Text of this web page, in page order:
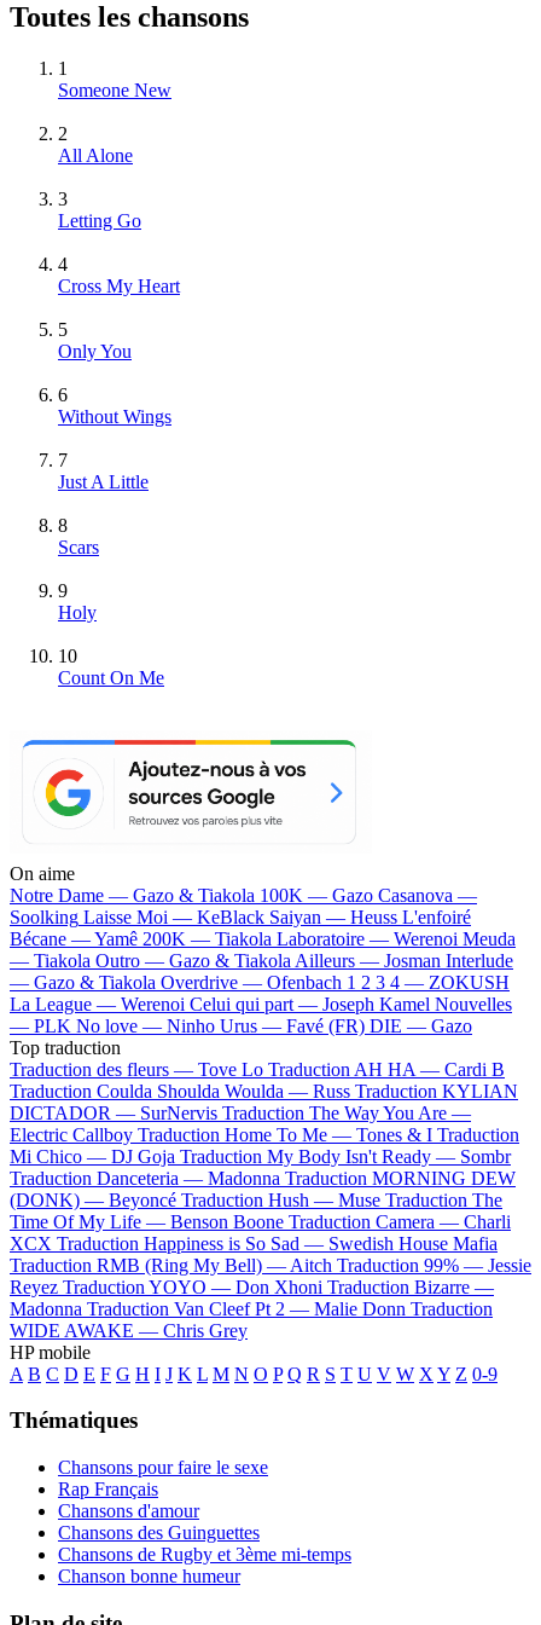
Toutes les chansons
1
Someone New
2
All Alone
3
Letting Go
4
Cross My Heart
5
Only You
6
Without Wings
7
Just A Little
8
Scars
9
Holy
10
Count On Me
On aime
Notre Dame — Gazo & Tiakola 100K — Gazo Casanova —
Soolking Laisse Moi — KeBlack Saiyan — Heuss L'enfoiré
Bécane —Yamê 200K — Tiakola Laboratoire — Werenoi Meuda
— Tiakola Outro — Gazo & Tiakola Ailleurs — Josman Interlude
— Gazo & Tiakola Overdrive — Ofenbach 1 2 3 4 — ZOKUSH
La League — Werenoi Celui qui part — Joseph Kamel Nouvelles
— PLK No love — Ninho Urus — Favé (FR) DIE — Gazo
Top traduction
Traduction des fleurs — Tove Lo Traduction AH HA — Cardi B
Traduction Coulda Shoulda Woulda — Russ Traduction KYLIAN
DICTADOR — SurNervis Traduction The Way You Are —
Electric Callboy Traduction Home To Me — Tones & I Traduction
Mi Chico — DJ Goja Traduction My Body Isn't Ready — Sombr
Traduction Danceteria — Madonna Traduction MORNING DEW
(DONK) — Beyoncé Traduction Hush — Muse Traduction The
Time Of My Life — Benson Boone Traduction Camera — Charli
XCX Traduction Happiness is So Sad — Swedish House Mafia
Traduction RMB (Ring My Bell) — Aitch Traduction 99% — Jessie
Reyez Traduction YOYO — Don Xhoni Traduction Bizarre —
Madonna Traduction Van Cleef Pt 2 — Malie Donn Traduction
WIDE AWAKE — Chris Grey
HP mobile
A B C D E F G H I J K L M N O P Q R S T U V W X Y Z 0-9
Thématiques
Chansons pour faire le sexe
Rap Français
Chansons d'amour
Chansons des Guinguettes
Chansons de Rugby et 3ème mi-temps
Chanson bonne humeur